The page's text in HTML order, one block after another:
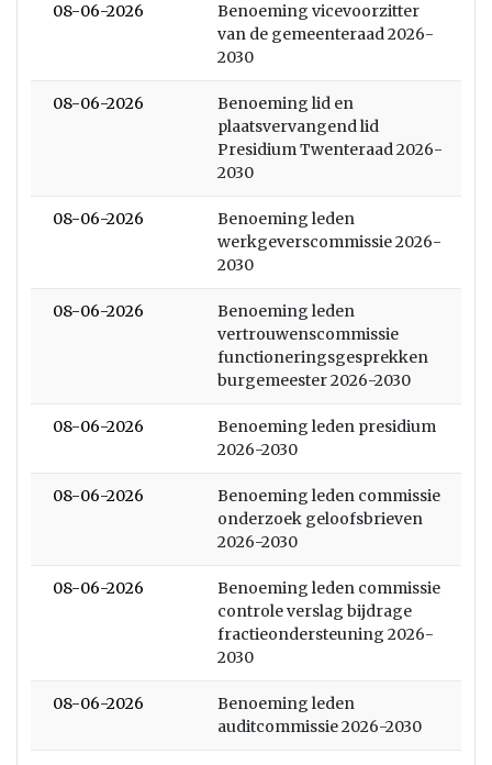
08-06-2026
Benoeming vicevoorzitter
van de gemeenteraad 2026-
2030
08-06-2026
Benoeming lid en
plaatsvervangend lid
Presidium Twenteraad 2026-
2030
08-06-2026
Benoeming leden
werkgeverscommissie 2026-
2030
08-06-2026
Benoeming leden
vertrouwenscommissie
functioneringsgesprekken
burgemeester 2026-2030
08-06-2026
Benoeming leden presidium
2026-2030
08-06-2026
Benoeming leden commissie
onderzoek geloofsbrieven
2026-2030
08-06-2026
Benoeming leden commissie
controle verslag bijdrage
fractieondersteuning 2026-
2030
08-06-2026
Benoeming leden
auditcommissie 2026-2030